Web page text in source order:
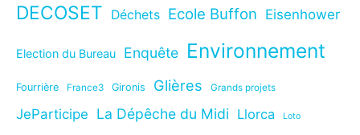
DECOSET Déchets Ecole Buffon Eisenhower
Election du Bureau Enquête Environnement
Fourrière France3 Gironis Glières Grands projets
JeParticipe La Dépêche du Midi Llorca Loto